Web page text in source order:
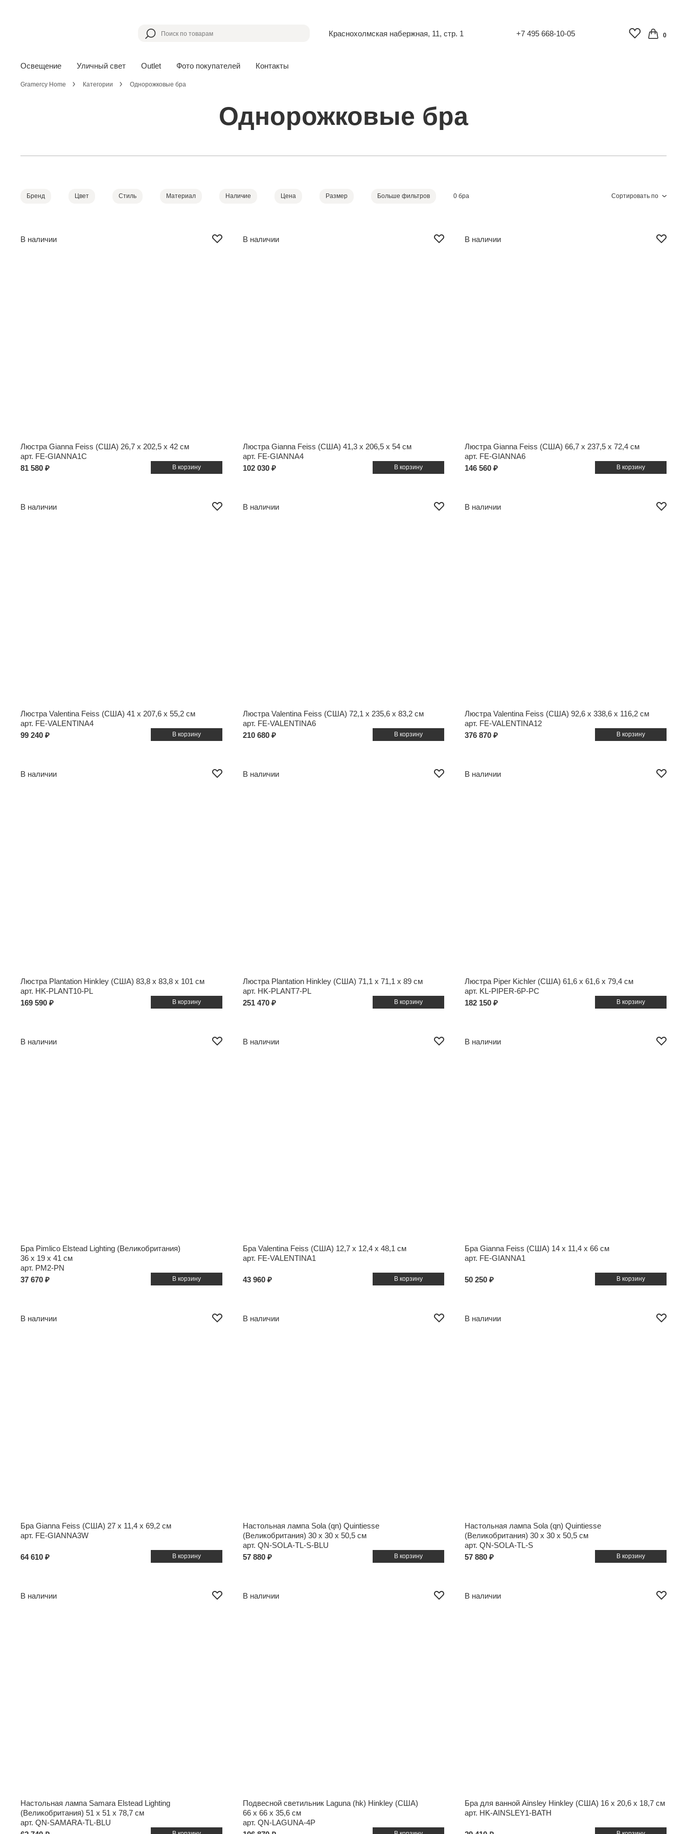
Краснохолмская набержная, 11, стр. 1 +7 495 668-10-05 0
Освещение Уличный свет Outlet Фото покупателей Контакты
Gramercy Home Категории Однорожковые бра
Однорожковые бра
Сортировать по
Бренд Цвет Стиль Материал Наличие Цена Размер Больше фильтров 0 бра
В наличии
Люстра Gianna Feiss (США) 26,7 x 202,5 x 42 см
арт. FE-GIANNA1C
81 580 ₽
В наличии
Люстра Gianna Feiss (США) 41,3 x 206,5 x 54 см
арт. FE-GIANNA4
102 030 ₽
В наличии
Люстра Gianna Feiss (США)66,7 x 237,5 x 72,4 см
арт. FE-GIANNA6
146 560 ₽
В наличии
Люстра Valentina Feiss (США) 41 x 207,6 x 55,2 см
арт. FE-VALENTINA4
99 240 ₽
В наличии
Люстра Valentina Feiss (США) 72,1 x 235,6 x 83,2 см
арт. FE-VALENTINA6
210 680 ₽
В наличии
Люстра Valentina Feiss (США)92,6 x 338,6 x 116,2 см
арт. FE-VALENTINA12
376 870 ₽
В наличии
Люстра Plantation Hinkley (США) 83,8 x 83,8 x 101 см
арт. HK-PLANT10-PL
169 590 ₽
В наличии
Люстра Plantation Hinkley (США) 71,1 x 71,1 x 89 см
арт. HK-PLANT7-PL
251 470 ₽
В наличии
Люстра Piper Kichler (США)61,6 x 61,6 x 79,4 см
арт. KL-PIPER-6P-PC
182 150 ₽
В наличии
Бра Pimlico Elstead Lighting (Великобритания)
36 x 19 x 41 см
арт. PM2-PN
37 670 ₽
В наличии
Бра Valentina Feiss (США) 12,7 x 12,4 x 48,1 см
арт. FE-VALENTINA1
43 960 ₽
В наличии
Бра Gianna Feiss (США) 14 x 11,4 x 66 см
арт. FE-GIANNA1
50 250 ₽
В наличии
Бра Gianna Feiss (США) 27 x 11,4 x 69,2 см
арт. FE-GIANNA3W
64 610 ₽
В наличии
Настольная лампа Sola (qn) Quintiesse
(Великобритания) 30 x 30 x 50,5 см
арт. QN-SOLA-TL-S-BLU
57 880 ₽
В наличии
Настольная лампа Sola (qn) Quintiesse
(Великобритания)30 x 30 x 50,5 см
арт. QN-SOLA-TL-S
57 880 ₽
В наличии
Настольная лампа Samara Elstead Lighting
(Великобритания) 51 x 51 x 78,7 см
арт. QN-SAMARA-TL-BLU
В наличии
Подвесной светильник Laguna (hk) Hinkley (США)
66 x 66 x 35,6 см
арт. QN-LAGUNA-4P
В наличии
Бра для ванной Ainsley Hinkley (США) 16 x 20,6 x 18,7 см
арт. HK-AINSLEY1-BATH